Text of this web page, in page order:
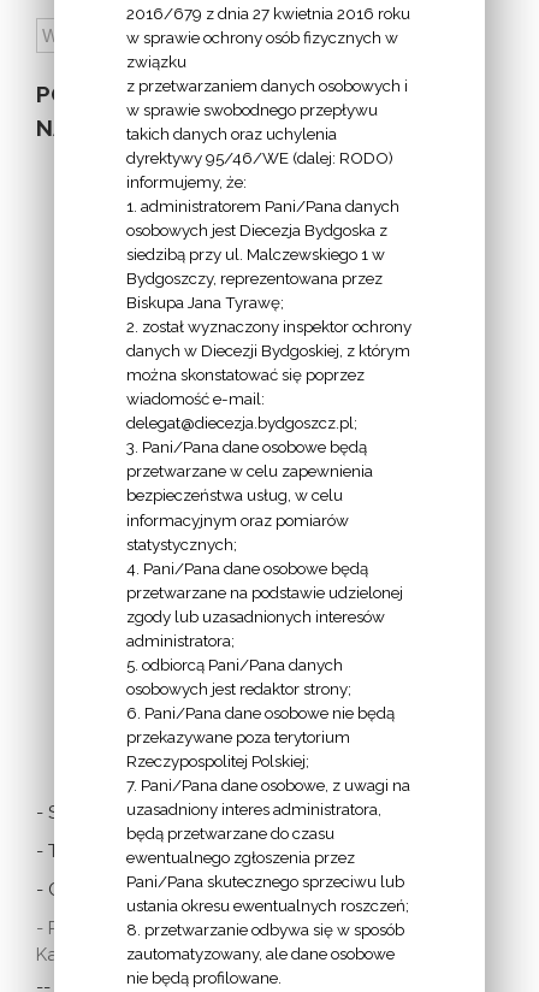
POZOSTAŁE
NA STRONIE
INFORMACJE
Z
EKAI.PL:
INFORMACJE
EPISKOPATU
POLSKI:
LINKI
- Stolica Apostolska
- Twitter Papieża
- Czytania z dnia
- Polska Misja
Katolicka:
-- w Austrii
2016/679 z dnia 27 kwietnia 2016 roku
w sprawie ochrony osób fizycznych w
związku
z przetwarzaniem danych osobowych i
w sprawie swobodnego przepływu
takich danych oraz uchylenia
dyrektywy 95/46/WE (dalej: RODO)
informujemy, że:
1. administratorem Pani/Pana danych
osobowych jest Diecezja Bydgoska z
siedzibą przy ul. Malczewskiego 1 w
Bydgoszczy, reprezentowana przez
Biskupa Jana Tyrawę;
2. został wyznaczony inspektor ochrony
danych w Diecezji Bydgoskiej, z którym
można skonstatować się poprzez
wiadomość e-mail:
delegat@diecezja.bydgoszcz.pl;
3. Pani/Pana dane osobowe będą
przetwarzane w celu zapewnienia
bezpieczeństwa usług, w celu
informacyjnym oraz pomiarów
statystycznych;
4. Pani/Pana dane osobowe będą
przetwarzane na podstawie udzielonej
zgody lub uzasadnionych interesów
administratora;
5. odbiorcą Pani/Pana danych
osobowych jest redaktor strony;
6. Pani/Pana dane osobowe nie będą
przekazywane poza terytorium
Rzeczypospolitej Polskiej;
7. Pani/Pana dane osobowe, z uwagi na
uzasadniony interes administratora,
będą przetwarzane do czasu
ewentualnego zgłoszenia przez
Pani/Pana skutecznego sprzeciwu lub
ustania okresu ewentualnych roszczeń;
8. przetwarzanie odbywa się w sposób
zautomatyzowany, ale dane osobowe
nie będą profilowane.